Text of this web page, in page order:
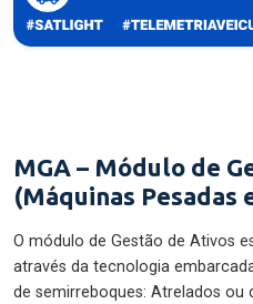
MGA – Módulo de
(Máquinas Pesadas
O módulo de Gestão de Ativos
através da tecnologia
de semirreboques: Atrelados ou